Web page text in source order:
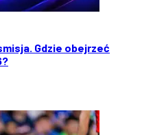
Gdzie obejrzeć